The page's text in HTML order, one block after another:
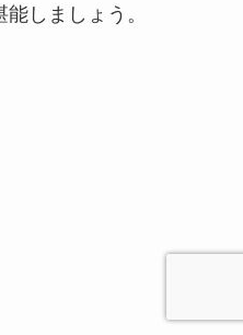
しましょう。